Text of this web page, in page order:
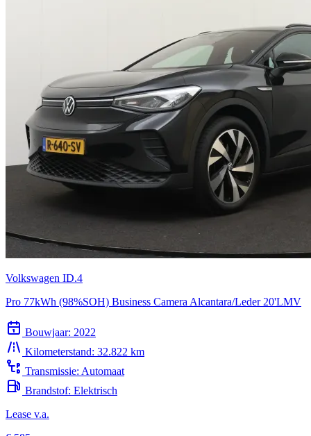
Volkswagen ID.4
Pro 77kWh (98%SOH) Business Camera Alcantara/Leder 20'LMV
Bouwjaar: 2022
Kilometerstand: 32.822 km
Transmissie: Automaat
Brandstof: Elektrisch
Lease v.a.